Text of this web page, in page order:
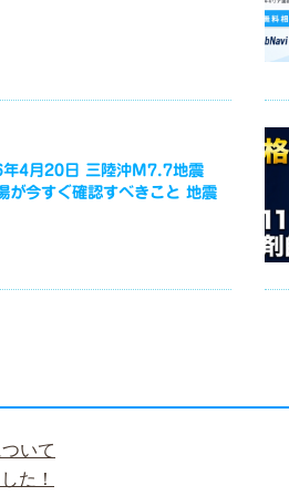
4月20日 三陸沖M7.7地震
今すぐ確認すべきこと 地震
いて
た！